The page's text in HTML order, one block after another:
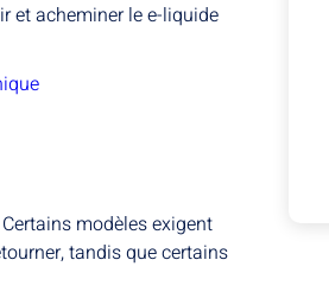
et acheminer le e-liquide
modèles exigent
tandis que certains